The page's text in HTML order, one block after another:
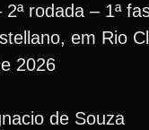
2ª rodada – 1ª
em Rio
2026
de Souza